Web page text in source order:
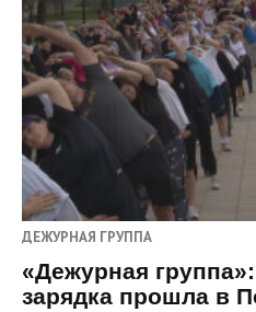
ДЕЖУРНАЯ ГРУППА
«Дежурная
зарядка прошла в